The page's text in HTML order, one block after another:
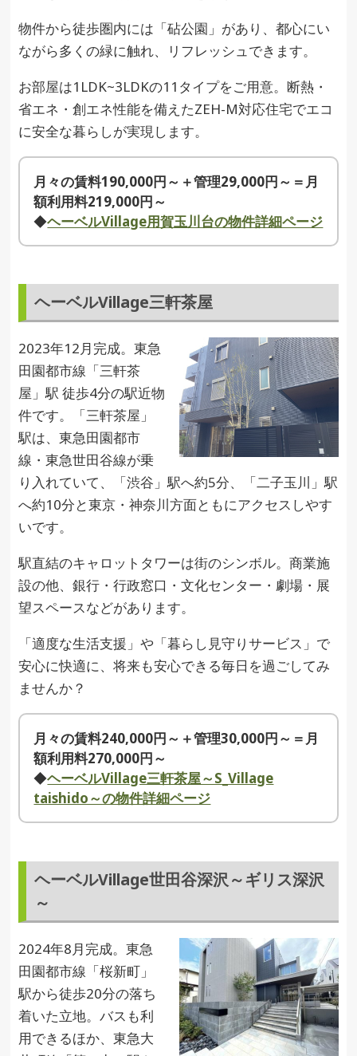
物件から徒歩圏内には「砧公園」があり、都心にい
ながら多くの緑に触れ、リフレッシュできます。
お部屋は1LDK~3LDKの11タイプをご用意。断熱・
省エネ・創エネ性能を備えたZEH-M対応住宅でエコ
に安全な暮らしが実現します。
月々の賃料190,000円～＋管理29,000円～＝月
額利用料219,000円～
◆ヘーベルVillage用賀玉川台の物件詳細ページ
ヘーベルVillage三軒茶屋
2023年12月完成。東急
田園都市線「三軒茶
屋」駅 徒歩4分の駅近物
件です。「三軒茶屋」
駅は、東急田園都市
線・東急世田谷線が乗
り入れていて、「渋谷」駅へ約5分、「二子玉川」駅
へ約10分と東京・神奈川方面ともにアクセスしやす
いです。
駅直結のキャロットタワーは街のシンボル。商業施
設の他、銀行・行政窓口・文化センター・劇場・展
望スペースなどがあります。
「適度な生活支援」や「暮らし見守りサービス」で
安心に快適に、将来も安心できる毎日を過ごしてみ
ませんか？
月々の賃料240,000円～＋管理30,000円～＝月
額利用料270,000円～
◆ヘーベルVillage三軒茶屋～S_Village
taishido～の物件詳細ページ
ヘーベルVillage世田谷深沢～ギリス深沢
～
2024年8月完成。東急
田園都市線「桜新町」
駅から徒歩20分の落ち
着いた立地。バスも利
用できるほか、東急大